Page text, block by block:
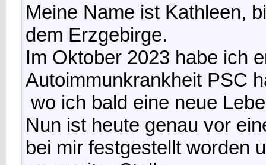
Meine Name ist Kathleen,
dem Erzgebirge.
Im Oktober 2023 habe ich
Autoimmunkrankheit PSC
wo ich bald eine neue
Nun ist heute genau vor
bei mir festgestellt worden